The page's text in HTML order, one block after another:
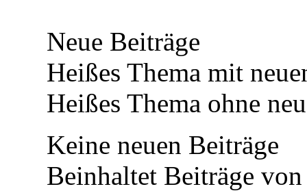
Neue Beiträge
Heißes Thema mit
Heißes Thema ohne
Keine neuen Beiträge
Beinhaltet Beiträge